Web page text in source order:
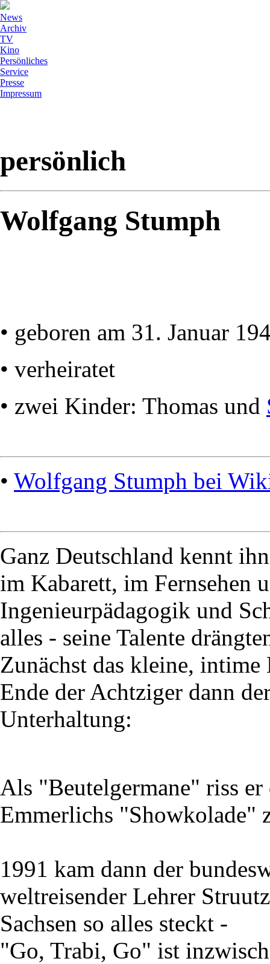
News
Archiv
TV
Kino
Persönliches
Service
Presse
Impressum
persönlich
Wolfgang Stumph
• geboren am 31. Januar
• verheiratet
• zwei Kinder: Thomas und
• Wolfgang Stumph bei
Ganz Deutschland kennt
im Kabarett, im Fernsehen
Ingenieurpädagogik und
alles - seine Talente
Zunächst das kleine,
Ende der Achtziger dann
Unterhaltung:
Als "Beutelgermane" riss
Emmerlichs "Showkolade"
1991 kam dann der
weltreisender Lehrer
Sachsen so alles steckt -
"Go, Trabi, Go" ist